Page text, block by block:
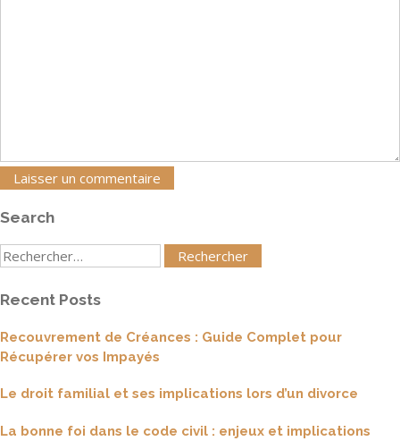
Search
Rechercher
Recent Posts
Recouvrement de Créances : Guide Complet pour
Récupérer vos Impayés
Le droit familial et ses implications lors d’un divorce
La bonne foi dans le code civil : enjeux et implications